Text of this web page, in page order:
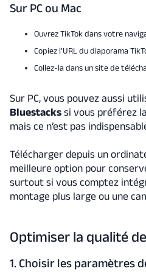
Sur PC ou Mac
Ouvrez TikTok dans votre
Copiez l’URL du diaporama
Collez-la dans un site de
Sur PC, vous pouvez aussi
Bluestackssi vous préférez
mais ce n’est pas
Télécharger depuis un
meilleure option pour
surtout si vous comptez
montage plus large ou une
Optimiser la qualité
1. Choisir les paramètres